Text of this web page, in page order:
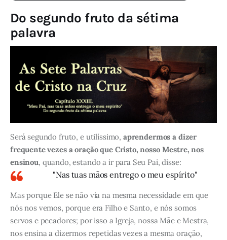
Do segundo fruto da sétima
palavra
Será segundo fruto, e utilíssimo, aprendermos a dizer
frequente vezes a oração que Cristo, nosso Mestre, nos
ensinou, quando, estando a ir para Seu Pai, disse:
"Nas tuas mãos entrego o meu espírito"
Mas porque Ele se não via na mesma necessidade em que
nós nos vemos, porque era Filho e Santo, e nós somos
servos e pecadores; por isso a Igreja, nossa Mãe e Mestra,
nos ensina a dizermos repetidas vezes a mesma oração,